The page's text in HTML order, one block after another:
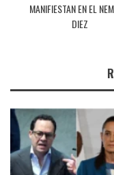
MANIFIESTAN EN EL
DIEZ